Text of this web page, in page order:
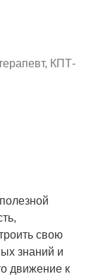
КПТ-
свою
знаний и
движение к